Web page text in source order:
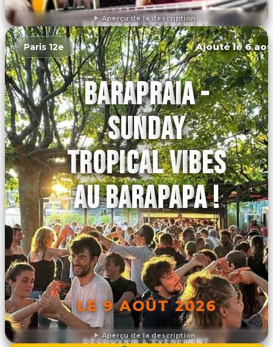
Aperçu de la description
DÉCOUVRIR L'ÉVÉNEMENT
Aperçu de la description
Paris 12e Ajouté le 6
BARAPRAIA -
SUNDAY
TROPICAL VIBES
AU BARAPAPA !
LE 9 AOÛT 2026
DÉCOUVRIR L'ÉVÉNEMENT